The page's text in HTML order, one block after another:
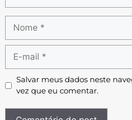
Salvar meus dados neste
vez que eu comentar.